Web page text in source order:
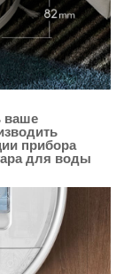
ваше
прибора
для воды